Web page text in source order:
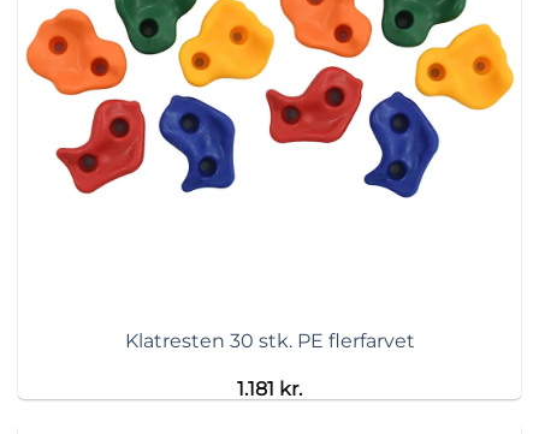
Klatresten 30 stk. PE flerfarvet
1.181 kr.